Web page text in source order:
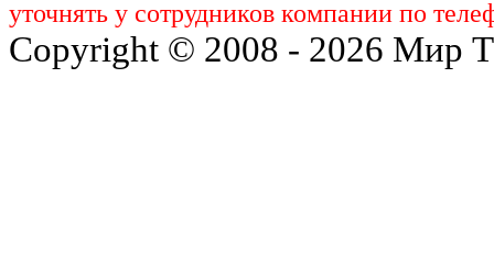
уточнять у сотрудников компании по
Copyright © 2008 - 2026 Мир